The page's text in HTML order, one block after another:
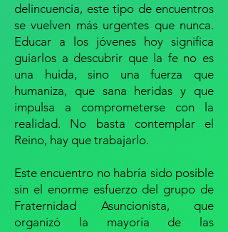
delincuencia, este tipo de encuentros
se vuelven más urgentes que nunca.
Educar a los jóvenes hoy significa
guiarlos a descubrir que la fe no es
una huida, sino una fuerza que
humaniza, que sana heridas y que
impulsa a comprometerse con la
realidad. No basta contemplar el
Reino, hay que trabajarlo.
Este encuentro no habría sido posible
sin el enorme esfuerzo del grupo de
Fraternidad Asuncionista, que
organizó la mayoría de las